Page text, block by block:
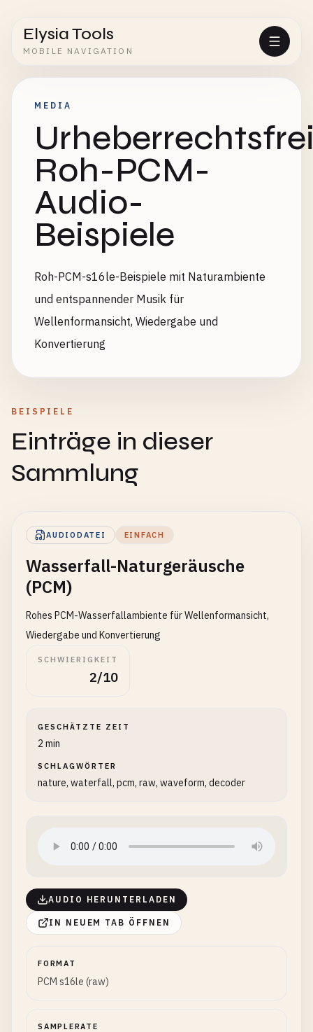
Elysia Tools
MOBILE NAVIGATION
MEDIA
Roh-PCM-
Audio-
Beispiele
Roh-PCM-s16le-Beispiele mit Naturambiente
und entspannender Musik für
Wellenformansicht, Wiedergabe und
Konvertierung
BEISPIELE
Einträge in dieser
Sammlung
AUDIODATEI EINFACH
Wasserfall-Naturgeräusche
(PCM)
Rohes PCM-Wasserfallambiente für Wellenformansicht,
Wiedergabe und Konvertierung
SCHWIERIGKEIT
2/10
GESCHÄTZTE ZEIT
2 min
SCHLAGWÖRTER
nature, waterfall, pcm, raw, waveform, decoder
AUDIO HERUNTERLADEN
IN NEUEM TAB ÖFFNEN
FORMAT
PCM s16le (raw)
SAMPLERATE